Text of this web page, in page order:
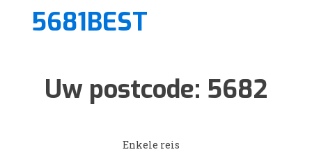
5681BEST
Uw postcode: 5682
Enkele reis